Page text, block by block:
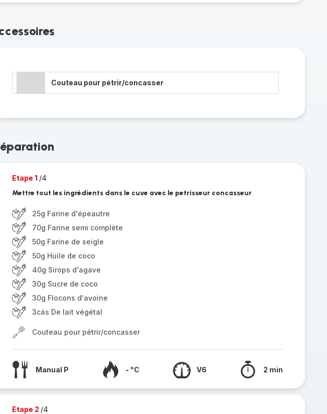
Couteau pour pétrir/concasser
Etape 1 /4
Mettre tout les ingrédients dans le cuve avec le petrisseur concasseur
25g Farine d'épeautre
70g Farine semi complète
50g Farine de seigle
50g Huile de coco
40g Sirops d'agave
30g Sucre de coco
30g Flocons d'avoine
3càs De lait végétal
Couteau pour pétrir/concasser
Manual P - °C V6 2 min
Etape 2 /4